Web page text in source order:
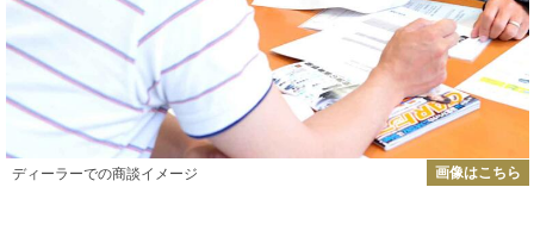
ディーラーでの商談イメージ 画像はこちら